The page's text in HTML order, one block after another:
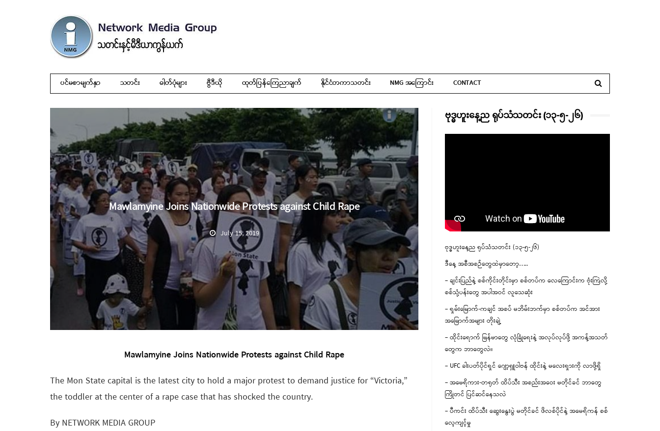
ပင်မစာမျက်နှာ သတင်း ဓါတ်ပုံများ ဗွီဒီယို ထုတ်ပြန်ကြေညာချက် နိုင်ငံတကာသတင်း NMG အကြောင်း CONTACT
Mawlamyine Joins Nationwide Protests against Child Rape
July 15, 2019
Mawlamyine Joins Nationwide Protests against Child Rape
The Mon State capital is the latest city to hold a major protest to demand justice for “Victoria,”
the toddler at the center of a rape case that has shocked the country.
By NETWORK MEDIA GROUP
ဗုဒ္ဓဟူးနေ့ည ရုပ်သံသတင်း (၁၃-၅-၂၆)
ဗုဒ္ဓဟူးနေ့ည ရုပ်သံသတင်း (၁၃-၅-၂၆)
ဒီနေ့ အစီအစဉ်တွေထဲမှာတော့…..
– ချင်းပြည်နဲ့ စစ်ကိုင်းတိုင်းမှာ စစ်တပ်က လေကြောင်းက ဗုံးကြဲလို့
စစ်သုံ့ပန်းတွေ အပါအဝင် လူသေဆုံး
– ရှမ်းမြောက်-ကချင် အစပ် မဘိမ်းဘက်မှာ စစ်တပ်က အင်အား
အမြောက်အများ တိုးချဲ့
– ထိုင်းရောက် မြန်မာတွေ လုံခြုံရေးနဲ့ အလုပ်လုပ်ဖို့ အကန့်အသတ်
တွေက ဘာတွေလဲ။
– UFC ခါးပတ်ပိုင်ရှင် ဂျော့ရှူဝါဗန် ထိုင်းနဲ့ မလေးရှားကို လာဖို့ရှိ
– အမေရိကား-တရုတ် ထိပ်သီး အစည်းအဝေး မတိုင်ခင် ဘာတွေ
ကြိုတင် ပြင်ဆင်နေသလဲ
– ပီကင်း ထိပ်သီး ဆွေးနွေးပွဲ မတိုင်ခင် ဖိလစ်ပိုင်နဲ့ အမေရိကန် စစ်
လေ့ကျင့်မှု